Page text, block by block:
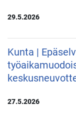
29.5.2026
Kunta |
27.5.2026